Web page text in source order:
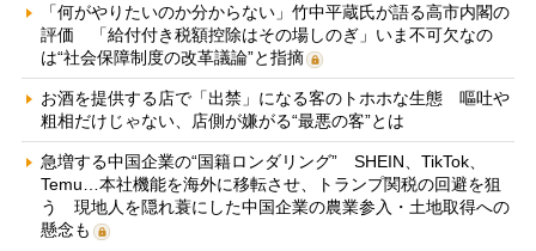
「何がやりたいのか分からない」竹中平蔵氏が語る高市内閣の
評価 「給付付き税額控除はその場しのぎ」いま不可欠なの
は“社会保障制度の改革議論”と指摘
お酒を提供する店で「出禁」になる客のトホホな生態 嘔吐や
粗相だけじゃない、店側が嫌がる“最悪の客”とは
急増する中国企業の“国籍ロンダリング” SHEIN、TikTok、
Temu…本社機能を海外に移転させ、トランプ関税の回避を狙
う 現地人を隠れ蓑にした中国企業の農業参入・土地取得への
懸念も